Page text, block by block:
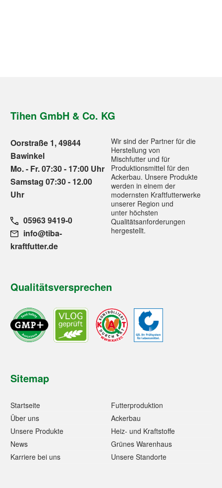
Tihen GmbH & Co. KG
Oorstraße 1, 49844
Bawinkel
Mo. - Fr. 07:30 - 17:00 Uhr
Samstag 07:30 - 12.00
Uhr
05963 9419-0
info@tiba-
kraftfutter.de
Wir sind der Partner für die
Herstellung von
Mischfutter und für
Produktionsmittel für den
Ackerbau. Unsere Produkte
werden in einem der
modernsten Kraftfutterwerke
unserer Region und
unter höchsten
Qualitätsanforderungen
hergestellt.
Qualitätsversprechen
Sitemap
Startseite
Über uns
Unsere Produkte
News
Karriere bei uns
Futterproduktion
Ackerbau
Heiz- und Kraftstoffe
Grünes Warenhaus
Unsere Standorte